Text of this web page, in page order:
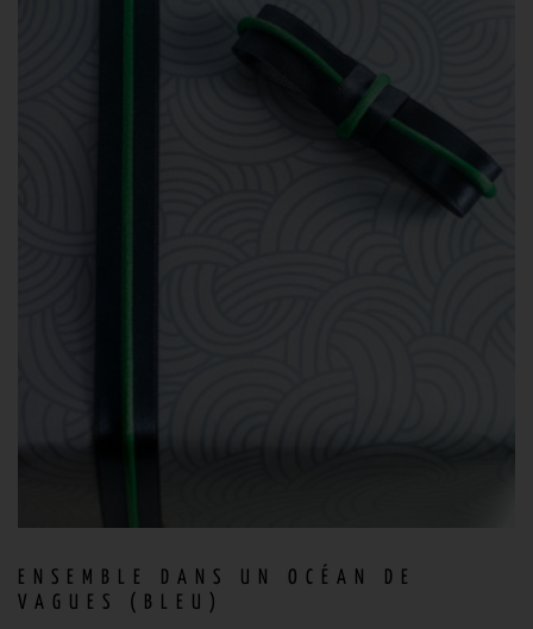
ENSEMBLE DANS UN OCÉAN DE
VAGUES (BLEU)